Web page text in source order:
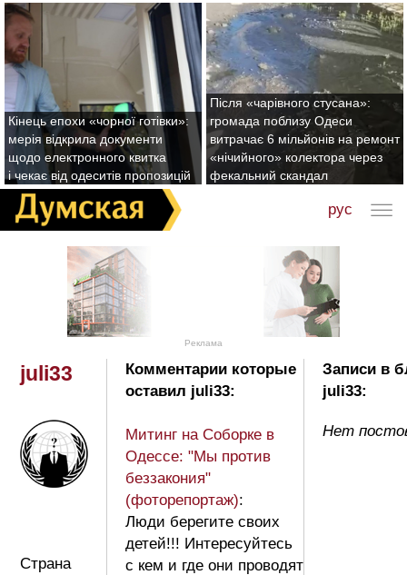
Кінець епохи «чорної готівки»:
мерія відкрила документи
щодо електронного квитка
і чекає від одеситів пропозицій
Після «чарівного стусана»:
громада поблизу Одеси
витрачає 6 мільйонів на ремонт
«нічийного» колектора через
фекальний скандал
рус
Реклама
juli33
Страна
Комментарии которые
оставил juli33:
Митинг на Соборке в
Одессе: "Мы против
беззакония"
(фоторепортаж):
Люди берегите своих
детей!!! Интересуйтесь
с кем и где они проводят
Записи в
juli33:
Нет